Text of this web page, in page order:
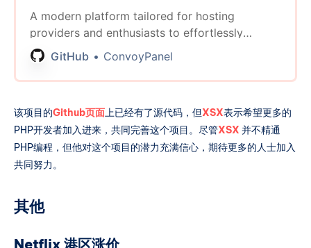
A modern platform tailored for hosting
providers and enthusiasts to effortlessly
interact with their servers. Seamlessly
wrapping around Proxmox, Convoy is easily
deployable, affordable at just $6…
GitHub ConvoyPanel
该项目的Github页面上已经有了源代码，但XSX表示希望更多的
PHP开发者加入进来，共同完善这个项目。尽管XSX 并不精通
PHP编程，但他对这个项目的潜力充满信心，期待更多的人士加入
共同努力。
其他
Netflix 港区涨价